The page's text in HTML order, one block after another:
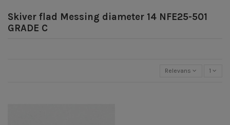
Skiver flad Messing diameter 14 NFE25-501
GRADE C
Relevans 1